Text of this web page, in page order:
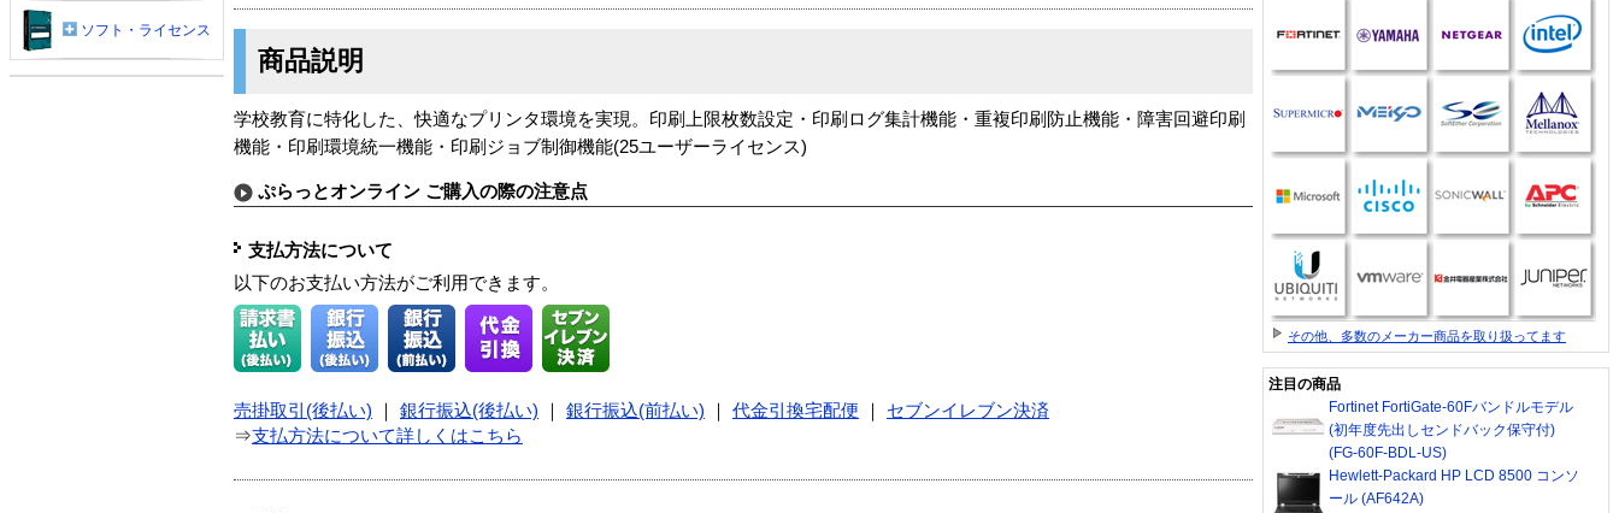
商品説明
学校教育に特化した、快適なプリンタ環境を実現。印刷上限枚数設定・印刷ログ集計機能・重複印刷防止機能・障害回避印刷
機能・印刷環境統一機能・印刷ジョブ制御機能(25ユーザーライセンス)
ぷらっとオンライン ご購入の際の注意点
支払方法について
以下のお支払い方法がご利用できます。
売掛取引(後払い) 銀行振込(後払い) 銀行振込(前払い) 代金引換宅配便
セブンイレブン決済
⇒支払方法について詳しくはこちら
ソフト・ライセンス
その他、多数のメーカー商品を取り扱ってます
注目の商品
Fortinet FortiGate-60Fバンドルモデル
(初年度先出しセンドバック保守付)
(FG-60F-BDL-US)
Hewlett-Packard HP LCD 8500 コンソ
ール (AF642A)